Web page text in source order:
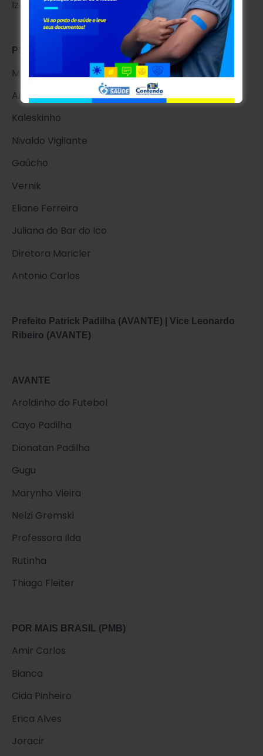
Izabete
PSDB (Federação PSDB – Cidadania)
Mauro Mica
Aleixo Damborowski Serroteiro
Kaleskinho
Nivaldo Vigilante
Gaúcho
Vernik
Eliane Ferreira
Juliana do Bar do Ico
Diretora Maricler
Antonio Carlos
Prefeito Patrick Padilha (AVANTE) | Vice Leonardo
Ribeiro (AVANTE)
AVANTE
Aroldinho do Futebol
Cayo Padilha
Dionatan Padilha
Gugu
Marynho Vieira
Nelzi Gremski
Professora Ilda
Rutinha
Thiago Fleiter
POR MAIS BRASIL (PMB)
Amir Carlos
Bianca
Cida Pinheiro
Erica Alves
Joracir